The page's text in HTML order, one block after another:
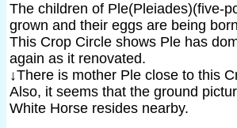
The children of Ple(Pleiades)(five-
grown and their eggs are being
This Crop Circle shows Ple has
again as it renovated.
↓There is mother Ple close to this
Also, it seems that the ground
White Horse resides nearby.